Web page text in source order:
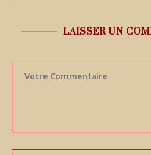
LAISSER UN